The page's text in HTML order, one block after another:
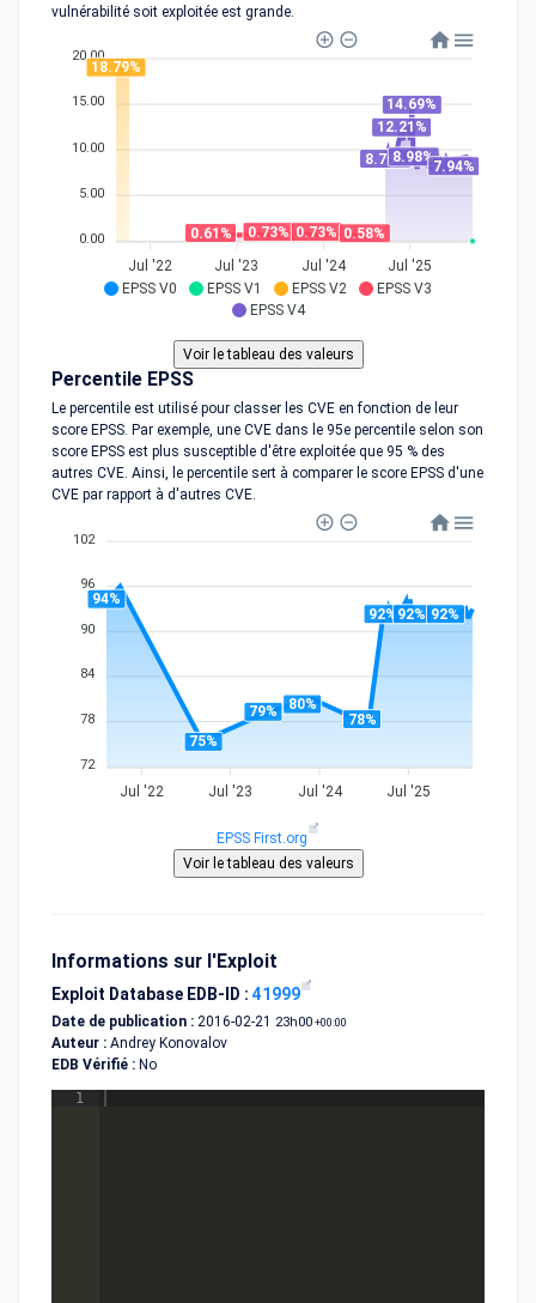
vulnérabilité soit exploitée est grande.
EPSS V0 EPSS V1 EPSS V2
EPSS V3
EPSS V4
20.00
15.00
10.00
5.00
0.00
18.79%
0.61% 0.73% 0.73% 0.58%
8.76%
12.21%
14.69%
8.98%
7.94%
Jul '22 Jul '23 Jul '24 Jul '25
Percentile EPSS
Le percentile est utilisé pour classer les CVE en fonction de leur
score EPSS. Par exemple, une CVE dans le 95e percentile selon son
score EPSS est plus susceptible d'être exploitée que 95 % des
autres CVE. Ainsi, le percentile sert à comparer le score EPSS d'une
CVE par rapport à d'autres CVE.
102
96
90
84
78
72
94%
75%
79%
80%
78%
92%92% 92%
Jul '22 Jul '23 Jul '24 Jul '25
EPSS First.org
Informations sur l'Exploit
Exploit Database EDB-ID : 41999
Date de publication : 2016-02-21 23h00 +00:00
Auteur : Andrey Konovalov
EDB Vérifié : No
1